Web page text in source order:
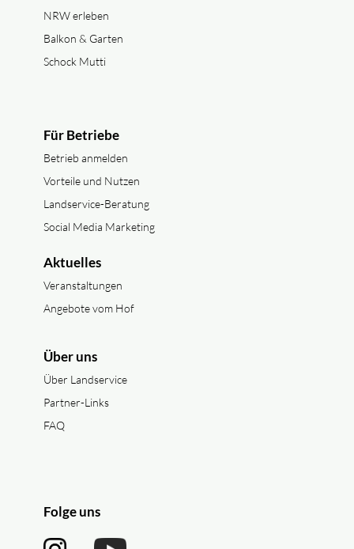
NRW erleben
Balkon & Garten
Schock Mutti
Für Betriebe
Betrieb anmelden
Vorteile und Nutzen
Landservice-Beratung
Social Media Marketing
Aktuelles
Veranstaltungen
Angebote vom Hof
Über uns
Über Landservice
Partner-Links
FAQ
Folge uns